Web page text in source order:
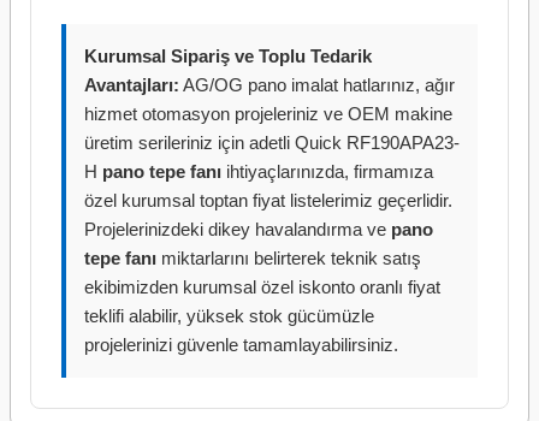
Kurumsal Sipariş ve Toplu Tedarik
Avantajları: AG/OG pano imalat hatlarınız, ağır
hizmet otomasyon projeleriniz ve OEM makine
üretim serileriniz için adetli Quick RF190APA23-
H pano tepe fanı ihtiyaçlarınızda, firmamıza
özel kurumsal toptan fiyat listelerimiz geçerlidir.
Projelerinizdeki dikey havalandırma ve pano
tepe fanı miktarlarını belirterek teknik satış
ekibimizden kurumsal özel iskonto oranlı fiyat
teklifi alabilir, yüksek stok gücümüzle
projelerinizi güvenle tamamlayabilirsiniz.